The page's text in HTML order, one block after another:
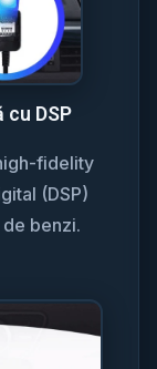
DSP
fidelity
(DSP)
benzi.